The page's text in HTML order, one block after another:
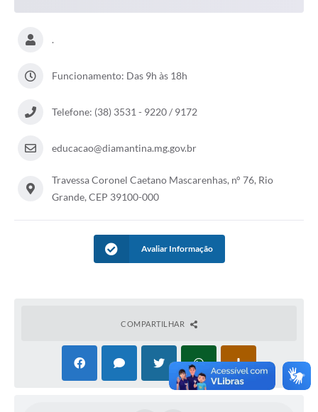
.
Funcionamento: Das 9h às 18h
Telefone: (38) 3531 - 9220 / 9172
educacao@diamantina.mg.gov.br
Travessa Coronel Caetano Mascarenhas, n° 76, Rio
Grande, CEP 39100-000
Avaliar Informação
COMPARTILHAR